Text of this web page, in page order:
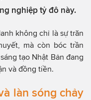
nghiệp tỷ đô này.
không chỉ là sự trăn
mà còn bóc trần
tạo Nhật Bản đang
và đồng tiền.
làn sóng chảy